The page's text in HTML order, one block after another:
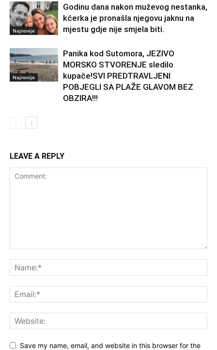
Najnovije
Godinu dana nakon muževog nestanka,
kćerka je pronašla njegovu jaknu na
mjestu gdje nije smjela biti.
Najnovije
Panika kod Sutomora, JEZIVO
MORSKO STVORENJE sledilo
kupače!SVI PREDTRAVLJENI
POBJEGLI SA PLAŽE GLAVOM BEZ
OBZIRA!!!
LEAVE A REPLY
Save my name, email, and website in this browser for the